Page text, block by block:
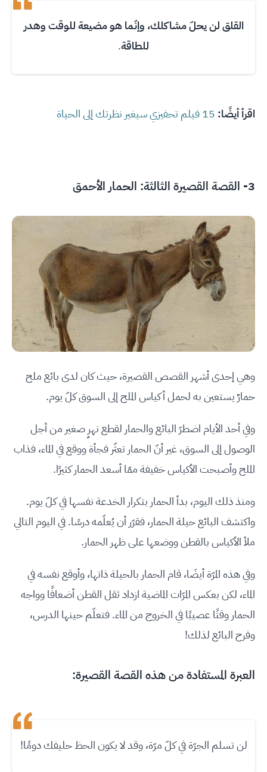
القلق لن يحلّ مشاكلك، وإنّما هو مضيعة للوقت وهدر
للطاقة.
اقرأ أيضًا: 15 فيلم تحفيزي سيغير نظرتك إلى الحياة
3- القصة القصيرة الثالثة: الحمار الأحمق
وهي إحدى أشهر القصص القصيرة، حيث كان لدى بائع ملح
حمارٌ يستعين به لحمل أكياس الملح إلى السوق كلّ يوم.
وفي أحد الأيام اضطرّ البائع والحمار لقطع نهرٍ صغير من أجل
الوصول إلى السوق، غير أنّ الحمار تعثّر فجأة ووقع في الماء، فذاب
الملح وأصبحت الأكياس خفيفة ممّا أسعد الحمار كثيرًا.
ومنذ ذلك اليوم، بدأ الحمار بتكرار الخدعة نفسها في كلّ يوم.
واكتشف البائع حيلة الحمار، فقرّر أن يُعلّمه درسًا. في اليوم التالي
ملأ الأكياس بالقطن ووضعها على ظهر الحمار.
وفي هذه المرّة أيضَا، قام الحمار بالحيلة ذاتها، وأوقع نفسه في
الماء، لكن بعكس المرّات الماضية ازداد ثقل القطن أضعافًا وواجه
الحمار وقتًا عصيبًا في الخروج من الماء. فتعلّم حينها الدرس،
وفرح البائع لذلك!
العبرة المستفادة من هذه القصة القصيرة:
لن تسلم الجرّة في كلّ مرّة، وقد لا يكون الحظ حليفك دومًا!